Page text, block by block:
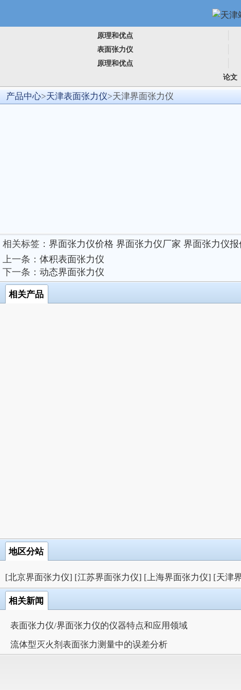
原理和优点
表面张力仪
原理和优点
论文
产品中心>天津表面张力仪>天津界面张力仪
相关标签： 界面张力仪价格 界面张力仪厂家 界面张力仪报
上一条： 体积表面张力仪
下一条： 动态界面张力仪
相关产品
地区分站
[北京界面张力仪] [江苏界面张力仪] [上海界面张力仪] [天津
相关新闻
表面张力仪/界面张力仪的仪器特点和应用领域
流体型灭火剂表面张力测量中的误差分析